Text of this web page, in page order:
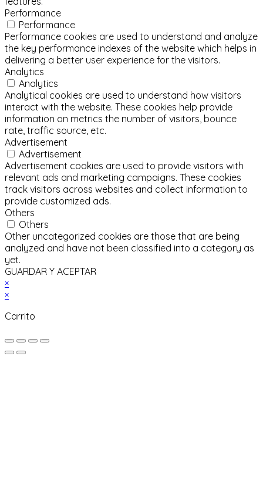
Performance
Performance
Performance cookies are used to understand and analyze
the key performance indexes of the website which helps in
delivering a better user experience for the visitors.
Analytics
Analytics
Analytical cookies are used to understand how visitors
interact with the website. These cookies help provide
information on metrics the number of visitors, bounce
rate, traffic source, etc.
Advertisement
Advertisement
Advertisement cookies are used to provide visitors with
relevant ads and marketing campaigns. These cookies
track visitors across websites and collect information to
provide customized ads.
Others
Others
Other uncategorized cookies are those that are being
analyzed and have not been classified into a category as
yet.
GUARDAR Y ACEPTAR
×
×
Carrito